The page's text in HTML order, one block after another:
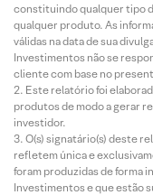
constituindo qualquer tipo
qualquer produto. As
válidas na data de sua
Investimentos não se
cliente com base no
Este relatório foi
produtos de modo a gerar
investidor.
O(s) signatário(s) deste
refletem única e
foram produzidas de forma
Investimentos e que estão